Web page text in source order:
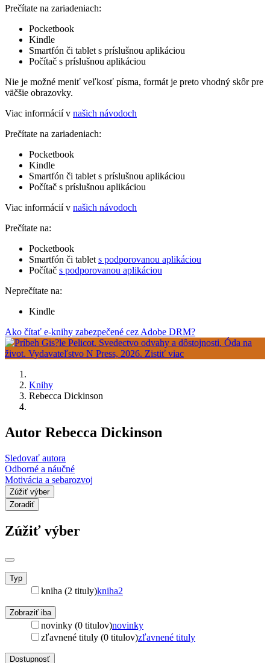
Prečítate na zariadeniach:
Pocketbook
Kindle
Smartfón či tablet s príslušnou aplikáciou
Počítač s príslušnou aplikáciou
Nie je možné meniť veľkosť písma, formát je preto vhodný skôr pre
väčšie obrazovky.
Viac informácií v našich návodoch
Prečítate na zariadeniach:
Pocketbook
Kindle
Smartfón či tablet s príslušnou aplikáciou
Počítač s príslušnou aplikáciou
Viac informácií v našich návodoch
Prečítate na:
Pocketbook
Smartfón či tablet s podporovanou aplikáciou
Počítač s podporovanou aplikáciou
Neprečítate na:
Kindle
Ako čítať e-knihy zabezpečené cez Adobe DRM?
Knihy
Rebecca Dickinson
Autor Rebecca Dickinson
Sledovať autora
Odborné a náučné
Motivácia a sebarozvoj
Zúžiť výber
Zoradiť
Zúžiť výber
Typ
kniha (2 tituly)kniha2
Zobraziť iba
novinky (0 titulov)novinky
zľavnené tituly (0 titulov)zľavnené tituly
Dostupnosť